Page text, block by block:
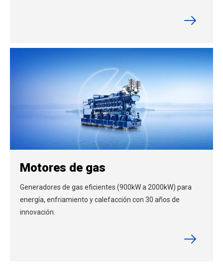
Motores de gas
Generadores de gas eficientes (900kW a 2000kW) para
energía, enfriamiento y calefacción con 30 años de
innovación.